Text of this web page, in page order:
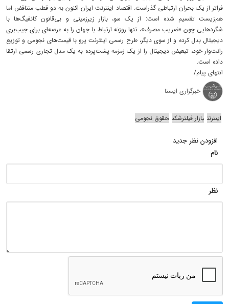
فراتر از یک بحران ارتباطی گذراست. اقتصاد اینترنت ایران اکنون به دو قطب متناقض اما
هم‌زیست تقسیم شده است: از یک سو، بازار زیرزمینی و بی‌قانون کانفیگ‌ها با
شگردهایی چون «ضریب مصرف»، تنها روزنه ارتباط با جهان را به عرصه‌ای برای جیب‌بری
دیجیتال بدل کرده و از سوی دیگر، طرح رسمی اینترنت پرو با قیمت‌های نجومی و توزیع
رانت‌وار خود، تبعیض دیجیتال را از یک زمزمه پشت‌پرده به یک مدل تجاری رسمی ارتقا
داده است.
انتهای پیام/
خبرگزاری ایسنا
اینترنت بازار فیلترشکن حقوق نجومی
افزودن نظر جدید
نام
نظر